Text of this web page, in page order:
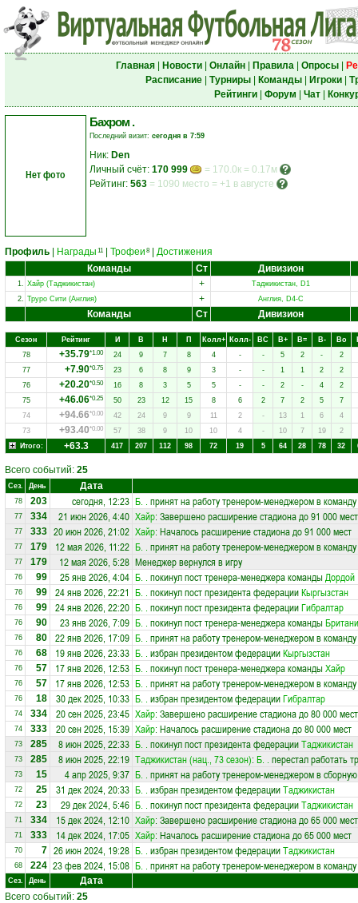
Главная| Новости| Онлайн| Правила| Опросы|
Расписание| Турниры| Команды| Игроки|
Рейтинги| Форум Чат|
Нет фото
Бахром .
Последний визит: сегодня в 7:59
Ник: Den
Личный счёт: 170 999
= 170.0к = 0.17м
Рейтинг: 563 = 1090 место = +1 в августе
Профиль Награды 11 Трофеи 8
Достижения
Команды
Ст Дивизион
1. Хайр (Таджикистан) +
Таджикистан, D1
2. Труро Сити (Англия) + Англия, D4-C
Команды Ст Дивизион
Сезон Рейтинг И В Н П Колл+ Колл- ВC В+ В= В- Вo
78
+35.79*1.00 24 9 7 8 4 - - 5 2 -
2
77
+7.90*0.75 23 6 8 9 3 - - 1 1 2
2
76
+20.20*0.50 16 8 3 5 5 - - 2 - 4
2
75
+46.06*0.25 50 23 12 15 8 6 2 7 2 5
7
74
+94.66*0.00 42 24 9 9 11 2 - 13 1 6
4
73
+93.40*0.00 57 38 9 10 10 4 - 10 7 19
2
Итого:
+63.3 417 207 112 98 72 19 5 64 28 78 32
Всего событий: 25
Сез. День Дата
78 203 сегодня, 12:23 Б. . принят на работу тренером-менеджером в команду
77 334 21 июн 2026, 4:40 Хайр: Завершено расширение стадиона до 91 000 мест
77 333 20 июн 2026, 21:02 Хайр: Началось расширение стадиона до 91 000 мест
77 179 12 мая 2026, 11:22 Б. . принят на работу тренером-менеджером в команду
77 179 12 мая 2026, 5:28 Менеджер вернулся в игру
76 99 25 янв 2026, 4:04 Б. . покинул пост тренера-менеджера командыДордой
76 99 24 янв 2026, 22:21 Б. . покинул пост президента федерацииКыргызстан
76 99 24 янв 2026, 22:20 Б. . покинул пост президента федерацииГибралтар
76 90 23 янв 2026, 7:09 Б. . покинул пост тренера-менеджера команды
76 80 22 янв 2026, 17:09 Б. . принят на работу тренером-менеджером в команду
76 68 19 янв 2026, 23:33 Б. . избран президентом федерацииКыргызстан
76 57 17 янв 2026, 12:53 Б. . покинул пост тренера-менеджера командыХайр
76 57 17 янв 2026, 12:53 Б. . принят на работу тренером-менеджером в команду
76 18 30 дек 2025, 10:33 Б. . избран президентом федерацииГибралтар
74 334 20 сен 2025, 23:45 Хайр: Завершено расширение стадиона до 80 000 мест
74 333 20 сен 2025, 15:39 Хайр: Началось расширение стадиона до 80 000 мест
73 285 8 июн 2025, 22:33 Б. . покинул пост президента федерацииТаджикистан
73 285 8 июн 2025, 22:19 Таджикистан (нац., 73 сезон): Б. . перестал работать
73 15 4 апр 2025, 9:37 Б. . принят на работу тренером-менеджером в
72 25 31 дек 2024, 20:33 Б. . избран президентом федерацииТаджикистан
72 23 29 дек 2024, 5:46 Б. . покинул пост президента федерацииТаджикистан
71 334 15 дек 2024, 12:10 Хайр: Завершено расширение стадиона до 65 000 мест
71 333 14 дек 2024, 17:05 Хайр: Началось расширение стадиона до 65 000 мест
70 7 26 июн 2024, 19:28 Б. . избран президентом федерацииТаджикистан
68 224 23 фев 2024, 15:08 Б. . принят на работу тренером-менеджером в команду
Сез. День
Дата
Всего событий: 25